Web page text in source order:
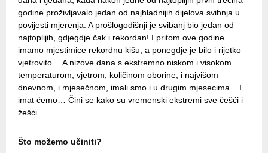
godine proživljavalo jedan od najhladnijih dijelova svibnja u
povijesti mjerenja. A prošlogodišnji je svibanj bio jedan od
najtoplijih, gdjegdje čak i rekordan! I pritom ove godine
imamo mjestimice rekordnu kišu, a ponegdje je bilo i rijetko
vjetrovito… A nizove dana s ekstremno niskom i visokom
temperaturom, vjetrom, količinom oborine, i najvišom
dnevnom, i mjesečnom, imali smo i u drugim mjesecima... I
imat ćemo… Čini se kako su vremenski ekstremi sve češći i
žešći.
Što možemo učiniti?